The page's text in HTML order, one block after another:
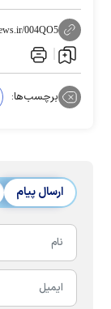
004QO5
برچسب‌ها:
ارسال پیام